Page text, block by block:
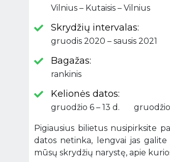
Vilnius – Kutaisis – Vilnius
Skrydžių intervalas:
gruodis 2020 – sausis 2021
Bagažas:
rankinis
Kelionės datos:
gruodžio 6 – 13 d.
Pigiausius bilietus nusipirksite
datos netinka, lengvai jas
mūsų skrydžių narystę, apie